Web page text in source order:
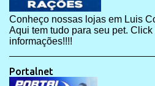
Conheço nossas lojas em Luis
Aqui tem tudo para seu pet.
informações!!!!
Portalnet